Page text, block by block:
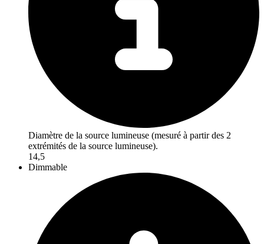
Diamètre de la source lumineuse (mesuré à partir des 2
extrémités de la source lumineuse).
14,5
Dimmable